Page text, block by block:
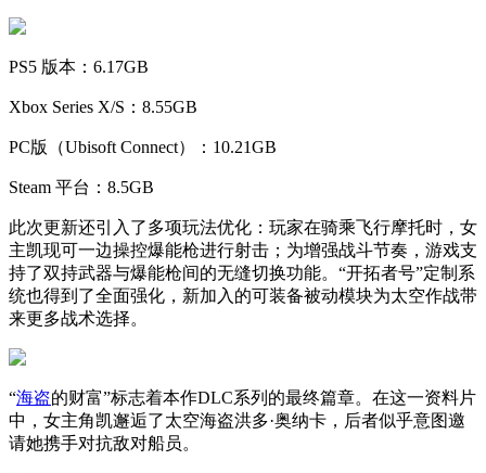
PS5 版本：6.17GB
Xbox Series X/S：8.55GB
PC版（Ubisoft Connect）：10.21GB
Steam 平台：8.5GB
此次更新还引入了多项玩法优化：玩家在骑乘飞行摩托时，女
主凯现可一边操控爆能枪进行射击；为增强战斗节奏，游戏支
持了双持武器与爆能枪间的无缝切换功能。“开拓者号”定制系
统也得到了全面强化，新加入的可装备被动模块为太空作战带
来更多战术选择。
“海盗的财富”标志着本作DLC系列的最终篇章。在这一资料片
中，女主角凯邂逅了太空海盗洪多·奥纳卡，后者似乎意图邀
请她携手对抗敌对船员。